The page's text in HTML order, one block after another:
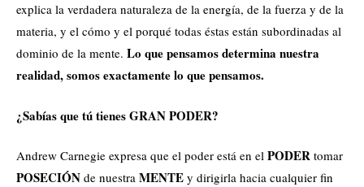
explica la verdadera naturaleza de la energía, de la fuerza y de la
materia, y el cómo y el porqué todas éstas están subordinadas al
dominio de la mente. Lo que pensamos determina nuestra
realidad, somos exactamente lo que pensamos.
¿Sabías que tú tienes GRAN PODER?
Andrew Carnegie expresa que el poder está en el PODER tomar
POSECIÓN de nuestra MENTE y dirigirla hacia cualquier fin